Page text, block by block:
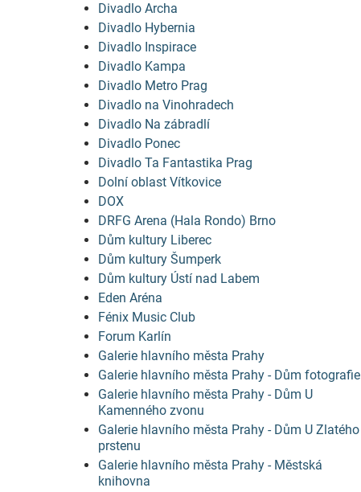
Divadlo Archa
Divadlo Hybernia
Divadlo Inspirace
Divadlo Kampa
Divadlo Metro Prag
Divadlo na Vinohradech
Divadlo Na zábradlí
Divadlo Ponec
Divadlo Ta Fantastika Prag
Dolní oblast Vítkovice
DOX
DRFG Arena (Hala Rondo) Brno
Dům kultury Liberec
Dům kultury Šumperk
Dům kultury Ústí nad Labem
Eden Aréna
Fénix Music Club
Forum Karlín
Galerie hlavního města Prahy
Galerie hlavního města Prahy - Dům fotografie
Galerie hlavního města Prahy - Dům U
Kamenného zvonu
Galerie hlavního města Prahy - Dům U Zlatého
prstenu
Galerie hlavního města Prahy - Městská
knihovna